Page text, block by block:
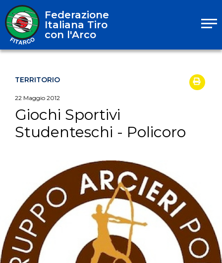
Federazione
Italiana Tiro
con l'Arco
TERRITORIO
22 Maggio 2012
Giochi Sportivi
Studenteschi - Policoro